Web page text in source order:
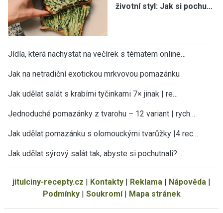
životní styl: Jak si pochu…
Jídla, která nachystat na večírek s tématem online…
Jak na netradiční exotickou mrkvovou pomazánku
Jak udělat salát s krabími tyčinkami 7× jinak | re…
Jednoduché pomazánky z tvarohu – 12 variant | rych…
Jak udělat pomazánku s olomouckými tvarůžky |4 rec…
Jak udělat sýrový salát tak, abyste si pochutnali?…
jitulciny-recepty.cz Kontakty Reklama Nápověda
Podmínky| Soukromí| Mapa stránek